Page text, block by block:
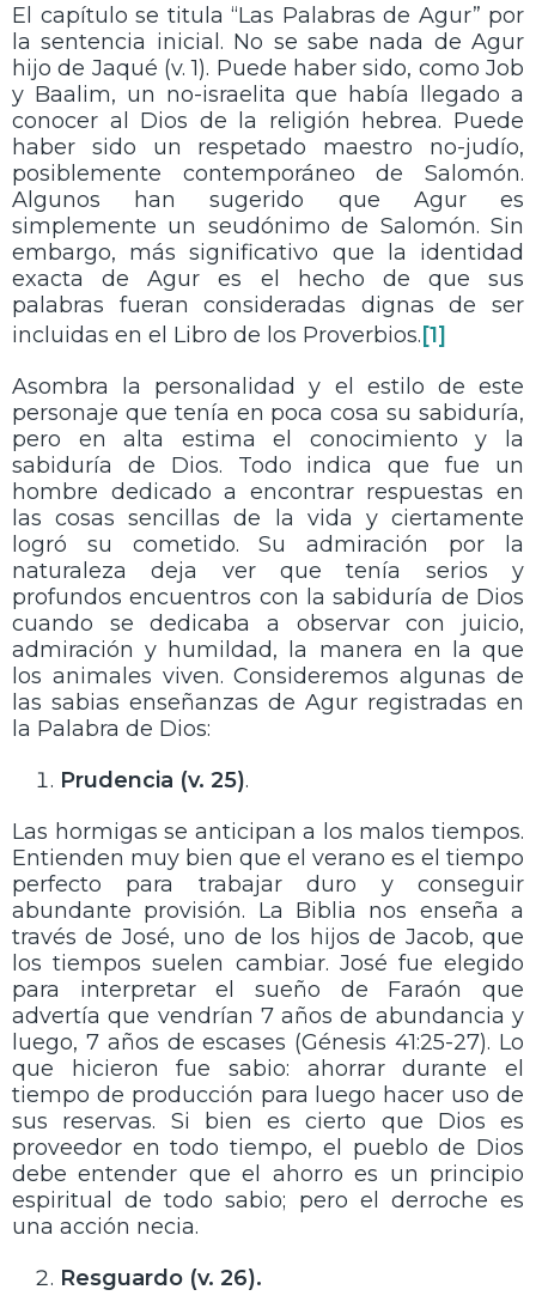
El capítulo se titula “Las Palabras de Agur” por
la sentencia inicial. No se sabe nada de Agur
hijo de Jaqué (v. 1). Puede haber sido, como Job
y Baalim, un no-israelita que había llegado a
conocer al Dios de la religión hebrea. Puede
haber sido un respetado maestro no-judío,
posiblemente contemporáneo de Salomón.
Algunos han sugerido que Agur es
simplemente un seudónimo de Salomón. Sin
embargo, más significativo que la identidad
exacta de Agur es el hecho de que sus
palabras fueran consideradas dignas de ser
incluidas en el Libro de los Proverbios. [1]
Asombra la personalidad y el estilo de este
personaje que tenía en poca cosa su sabiduría,
pero en alta estima el conocimiento y la
sabiduría de Dios. Todo indica que fue un
hombre dedicado a encontrar respuestas en
las cosas sencillas de la vida y ciertamente
logró su cometido. Su admiración por la
naturaleza deja ver que tenía serios y
profundos encuentros con la sabiduría de Dios
cuando se dedicaba a observar con juicio,
admiración y humildad, la manera en la que
los animales viven. Consideremos algunas de
las sabias enseñanzas de Agur registradas en
la Palabra de Dios:
Prudencia (v. 25).
Las hormigas se anticipan a los malos tiempos.
Entienden muy bien que el verano es el tiempo
perfecto para trabajar duro y conseguir
abundante provisión. La Biblia nos enseña a
través de José, uno de los hijos de Jacob, que
los tiempos suelen cambiar. José fue elegido
para interpretar el sueño de Faraón que
advertía que vendrían 7 años de abundancia y
luego, 7 años de escases (Génesis 41:25-27). Lo
que hicieron fue sabio: ahorrar durante el
tiempo de producción para luego hacer uso de
sus reservas. Si bien es cierto que Dios es
proveedor en todo tiempo, el pueblo de Dios
debe entender que el ahorro es un principio
espiritual de todo sabio; pero el derroche es
una acción necia.
Resguardo (v. 26).